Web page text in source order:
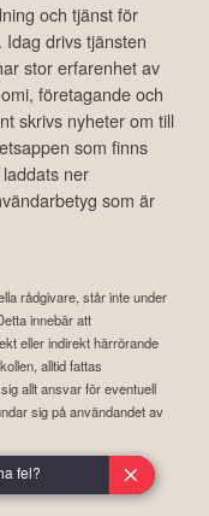
och tjänst för
drivs tjänsten
stor erfarenhet av
företagande och
skrivs nyheter om till
som finns
ner
som är
rådgivare, står inte under
innebär att
eller indirekt härrörande
alltid fattas
allt ansvar för eventuell
sig på användandet av
reserved.
fel?